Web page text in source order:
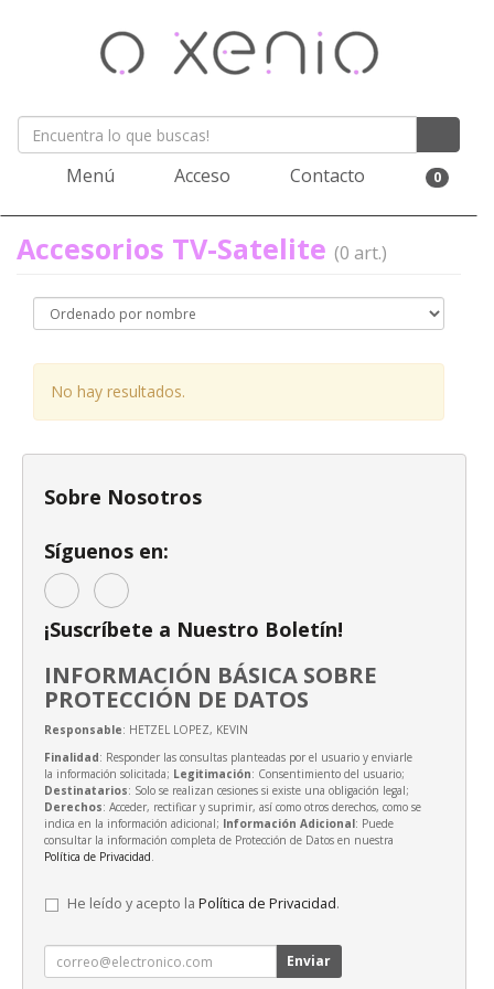
Menú Acceso Contacto 0
Accesorios TV-Satelite (0 art.)
No hay resultados.
Sobre Nosotros
Síguenos en:
¡Suscríbete a Nuestro Boletín!
INFORMACIÓN BÁSICA SOBRE
PROTECCIÓN DE DATOS
Responsable: HETZEL LOPEZ, KEVIN
Finalidad: Responder las consultas planteadas por el usuario y enviarle
la información solicitada; Legitimación: Consentimiento del usuario;
Destinatarios: Solo se realizan cesiones si existe una obligación legal;
Derechos: Acceder, rectificar y suprimir, así como otros derechos, como se
indica en la información adicional; Información Adicional: Puede
consultar la información completa de Protección de Datos en nuestra
Política de Privacidad.
He leído y acepto la Política de Privacidad.
Enviar